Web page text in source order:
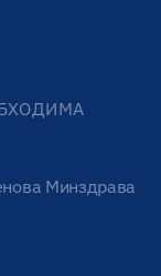
Минздрава